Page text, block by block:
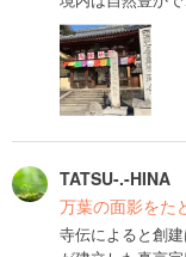
TATSU-.-HINA
万葉の面影をた
寺伝によると創